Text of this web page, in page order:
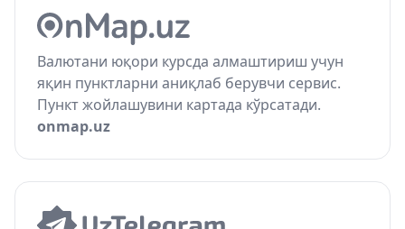
Валютани юқори курсда алмаштириш учун
яқин пунктларни аниқлаб берувчи сервис.
Пункт жойлашувини картада кўрсатади.
onmap.uz